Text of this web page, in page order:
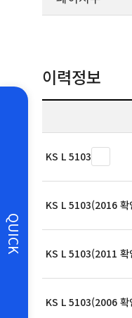
QUICK
이력정보
KS L 5103
KS L 5103(2016 확
KS L 5103(2011 확
KS L 5103(2006 확